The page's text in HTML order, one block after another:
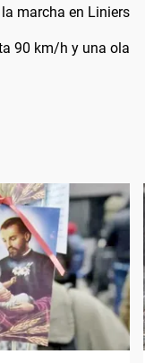
marcha en Liniers
90 km/h y una ola